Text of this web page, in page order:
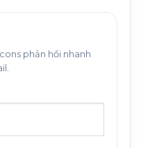
phản hồi nhanh